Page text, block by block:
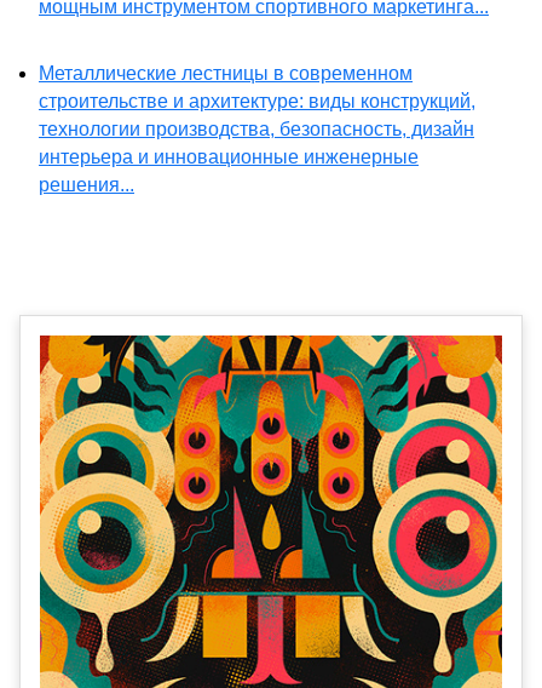
мощным инструментом спортивного маркетинга...
Металлические лестницы в современном
строительстве и архитектуре: виды конструкций,
технологии производства, безопасность, дизайн
интерьера и инновационные инженерные
решения...